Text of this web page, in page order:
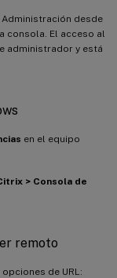
desde
consola. El acceso al
administrador y está
en el equipo
> Consola de
remoto
de URL: